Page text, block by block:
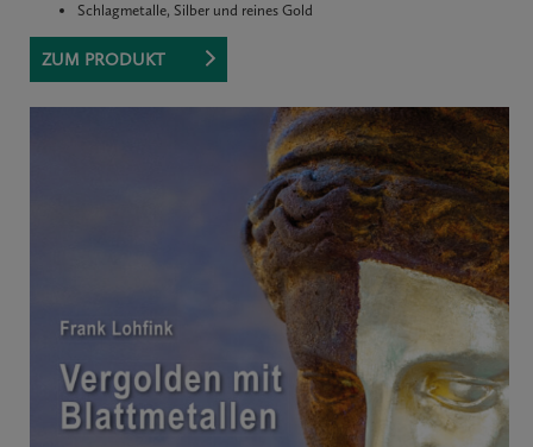
Schlagmetalle, Silber und reines Gold
ZUM PRODUKT